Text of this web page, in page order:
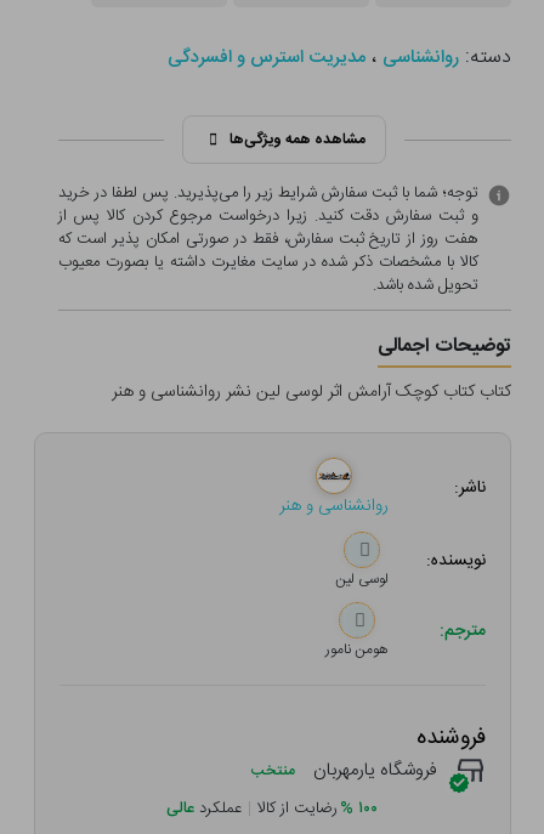
دسته:روانشناسی ،مدیریت استرس و افسردگی
مشاهده همه ویژگی‌ها
توجه؛ شما با ثبت سفارش شرایط زیر را می‌پذیرید. پس لطفا در خرید
و ثبت سفارش دقت کنید. زیرا درخواست مرجوع کردن کالا پس از
هفت روز از تاریخ ثبت سفارش، فقط در صورتی امکان پذیر است که
کالا با مشخصات ذکر شده در سایت مغایرت داشته یا بصورت معيوب
تحویل شده باشد.
توضیحات اجمالی
کتاب کتاب کوچک آرامش اثر لوسی لین نشر روانشناسی و هنر
ناشر:
روانشناسی و هنر
نویسنده:
لوسی لین
مترجم:
هومن نامور
فروشنده
فروشگاه یارمهربان منتخب
۱۰۰ %رضایت از کالا | عملکرد عالی